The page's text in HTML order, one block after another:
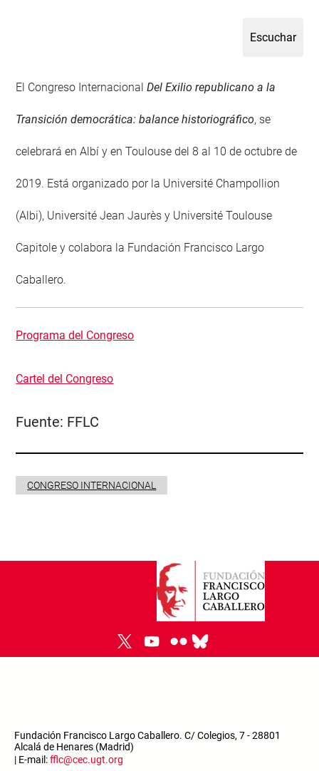
El Congreso InternacionalDel Exilio republicano a la
Transición democrática: balance historiográfico, se
celebrará en Albí y en Toulouse del 8 al 10 de octubre de
2019. Está organizado por la Université Champollion
(Albi), Université Jean Jaurès y Université Toulouse
Capitole y colabora la Fundación Francisco Largo
Caballero.
Programa del Congreso
Cartel del Congreso
Fuente: FFLC
CONGRESO INTERNACIONAL
Fundación Francisco Largo Caballero. C/ Colegios, 7 - 28801
Alcalá de Henares (Madrid)
| E-mail:fflc@cec.ugt.org